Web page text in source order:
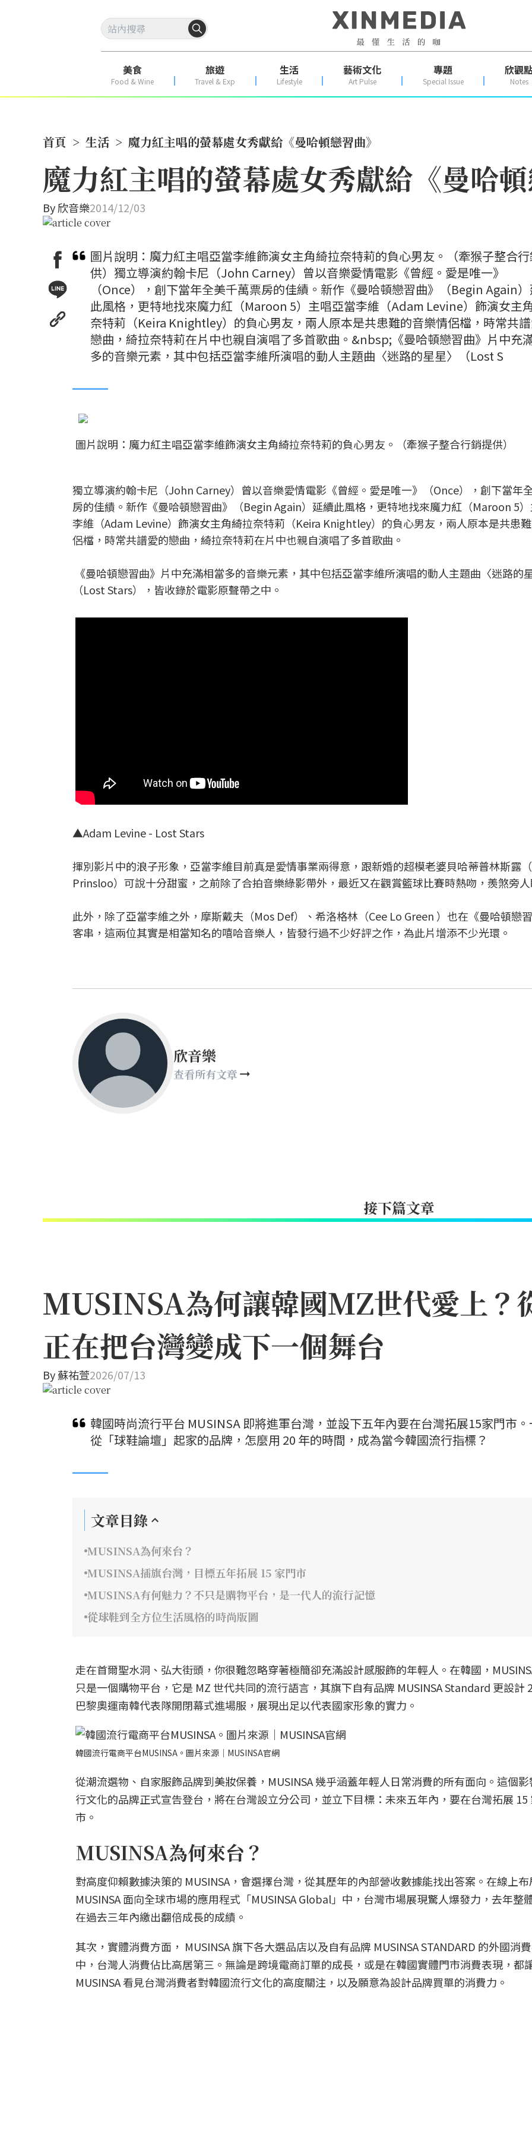
美食
Food & Wine
旅遊
Travel & Exp
生活
Lifestyle
藝術文化
Art Pulse
專題
Special Issue
欣觀
Notes
首頁 > 生活 > 魔力紅主唱的螢幕處女秀獻給《曼哈頓戀習曲》
魔力紅主唱的螢幕處女秀獻給《曼哈
By欣音樂2014/12/03
圖片說明：魔力紅主唱亞當李維飾演女主角綺拉奈特莉的負心男友。（牽猴子整合
供）獨立導演約翰卡尼（John Carney）曾以音樂愛情電影《曾經。愛是唯一》
（Once），創下當年全美千萬票房的佳績。新作《曼哈頓戀習曲》（Begin Again
此風格，更特地找來魔力紅（Maroon 5）主唱亞當李維（Adam Levine）飾演女主
奈特莉（Keira Knightley）的負心男友，兩人原本是共患難的音樂情侶檔，時常共
戀曲，綺拉奈特莉在片中也親自演唱了多首歌曲。&nbsp;《曼哈頓戀習曲》片中充
多的音樂元素，其中包括亞當李維所演唱的動人主題曲〈迷路的星星〉（Lost S
圖片說明：魔力紅主唱亞當李維飾演女主角綺拉奈特莉的負心男友。（牽猴子整合行銷提供）
獨立導演約翰卡尼 （John Carney） 曾以音樂愛情電影《曾經。愛是唯一》（Once），創下當年
房的佳績。新作《曼哈頓戀習曲》（Begin Again）延續此風格，更特地找來魔力紅（Maroon 5
李維（Adam Levine）飾演女主角綺拉奈特莉（Keira Knightley）的負心男友，兩人原本是共患
侶檔，時常共譜愛的戀曲，綺拉奈特莉在片中也親自演唱了多首歌曲。
《曼哈頓戀習曲》片中充滿相當多的音樂元素，其中包括亞當李維所演唱的動人主題曲〈迷路的
（Lost Stars），皆收錄於電影原聲帶之中。
▲Adam Levine - Lost Stars
揮別影片中的浪子形象，亞當李維目前真是愛情事業兩得意，跟新婚的超模老婆貝哈蒂普林斯露
Prinsloo）可說十分甜蜜，之前除了合拍音樂綠影帶外，最近又在觀賞籃球比賽時熱吻，羨煞旁
此外，除了亞當李維之外，摩斯戴夫（Mos Def）、希洛格林（Cee Lo Green ）也在《曼哈頓戀
客串，這兩位其實是相當知名的嘻哈音樂人，皆發行過不少好評之作，為此片增添不少光環。
欣音樂
查看所有文章
接下篇文章
MUSINSA為何讓韓國MZ世代愛上？
正在把台灣變成下一個舞台
By蘇祐萱2026/07/13
韓國時尚流行平台 MUSINSA 即將進軍台灣，並設下五年內要在台灣拓展15家門市
從「球鞋論壇」起家的品牌，怎麼用 20 年的時間，成為當今韓國流行指標？
文章目錄
MUSINSA為何來台？
MUSINSA插旗台灣，目標五年拓展 15 家門市
MUSINSA有何魅力？不只是購物平台，是一代人的流行記憶
從球鞋到全方位生活風格的時尚版圖
走在首爾聖水洞、弘大街頭，你很難忽略穿著極簡卻充滿設計感服飾的年輕人。在韓國，
只是一個購物平台，它是 MZ 世代共同的流行語言，其旗下自有品牌 MUSINSA Standard 更設計
巴黎奧運南韓代表隊開閉幕式進場服，展現出足以代表國家形象的實力。
韓國流行電商平台MUSINSA。圖片來源｜MUSINSA官網
從潮流選物、自家服飾品牌到美妝保養，MUSINSA 幾乎涵蓋年輕人日常消費的所有面向。這個
行文化的品牌正式宣告登台，將在台灣設立分公司，並立下目標：未來五年內，要在台灣拓展 15
市。
MUSINSA為何來台？
對高度仰賴數據決策的 MUSINSA，會選擇台灣，從其歷年的內部營收數據能找出答案。在線上
MUSINSA 面向全球市場的應用程式「MUSINSA Global」中，台灣市場展現驚人爆發力，去年整
在過去三年內繳出翻倍成長的成績。
其次，實體消費方面， MUSINSA 旗下各大選品店以及自有品牌 MUSINSA STANDARD 的外國消
中，台灣人消費佔比高居第三。無論是跨境電商訂單的成長，或是在韓國實體門市消費表現，都
MUSINSA 看見台灣消費者對韓國流行文化的高度關注，以及願意為設計品牌買單的消費力。